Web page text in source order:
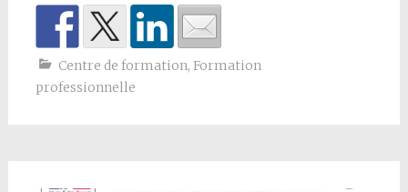
Centre de formation, Formation
professionnelle